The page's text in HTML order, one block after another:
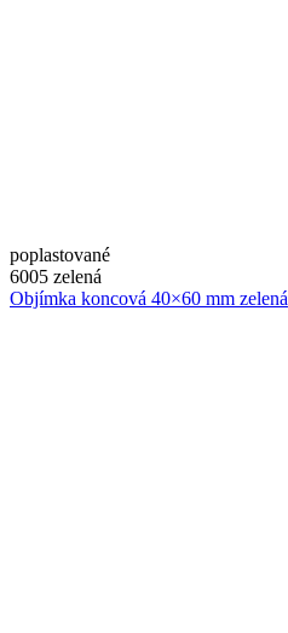
poplastované
6005 zelená
Objímka koncová 40×60 mm zelená